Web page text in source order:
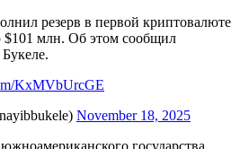
резерв в первой криптовалюте
$101 млн. Об этом сообщил
KxMVbUrcGE
November 18, 2025
государства